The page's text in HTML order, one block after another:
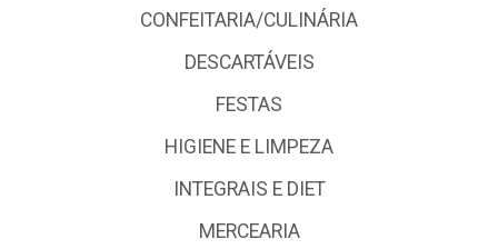
CONFEITARIA/CULINÁRIA
DESCARTÁVEIS
FESTAS
HIGIENE E LIMPEZA
INTEGRAIS E DIET
MERCEARIA